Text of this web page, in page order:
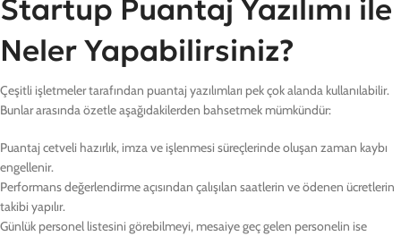
Startup Puantaj Yazılımı ile
Neler Yapabilirsiniz?
Çeşitli işletmeler tarafından puantaj yazılımları pek çok alanda kullanılabilir.
Bunlar arasında özetle aşağıdakilerden bahsetmek mümkündür:
Puantaj cetveli hazırlık, imza ve işlenmesi süreçlerinde oluşan zaman kaybı
engellenir.
Performans değerlendirme açısından çalışılan saatlerin ve ödenen ücretlerin
takibi yapılır.
Günlük personel listesini görebilmeyi, mesaiye geç gelen personelin ise